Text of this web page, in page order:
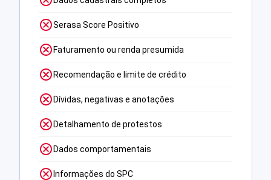
Serasa Score Positivo
Faturamento ou renda presumida
Recomendação e limite de crédito
Dívidas, negativas e anotações
Detalhamento de protestos
Dados comportamentais
Informações do SPC